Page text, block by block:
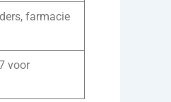
farmacie
voor